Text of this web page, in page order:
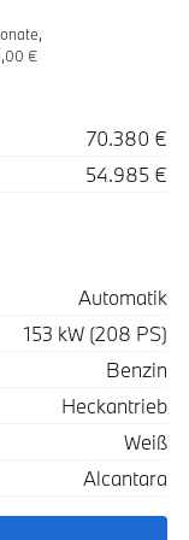
€
70.380 €
54.985 €
Automatik
153 kW (208 PS)
Benzin
Heckantrieb
Weiß
Alcantara